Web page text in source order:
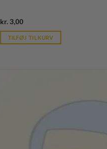
kr.3,00Current
is:
kr. 39,95.
TILFØJ TIL KURV